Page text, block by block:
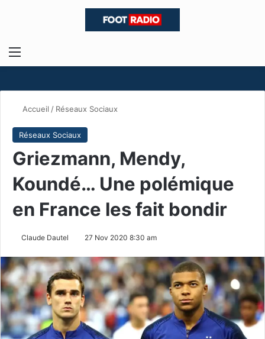
Menu
Accueil / Réseaux Sociaux
Réseaux Sociaux
Griezmann, Mendy,
Koundé… Une polémique
en France les fait bondir
Claude Dautel 27 Nov 2020 8:30 am